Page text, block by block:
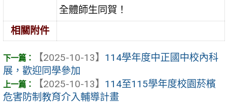
全體師生同賀！
相關附件
【2025-10-13】 114學年度中正國中校內科
展，歡迎同學參加
【2025-10-13】 114至115學年度校園菸檳
危害防制教育介入輔導計畫